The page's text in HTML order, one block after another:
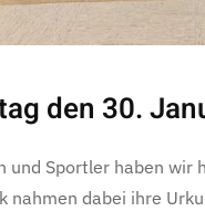
den 30.
und Sportler haben wir
nahmen dabei ihre